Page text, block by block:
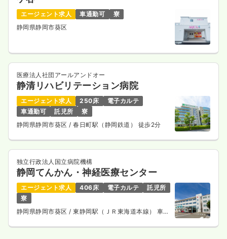
エージェント求人 車通勤可
寮
静岡県静岡市葵区
医療法人社団アールアンドオー
静清リハビリテーション病院
エージェント求人 250床
電子カルテ
車通勤可
託児所
寮
静岡県静岡市葵区 / 春日町駅（静岡鉄道） 徒歩2分
独立行政法人国立病院機構
静岡てんかん・神経医療センター
エージェント求人 406床 電子カルテ
託児所
寮
静岡県静岡市葵区 / 東静岡駅（ＪＲ東海道本線） 車15